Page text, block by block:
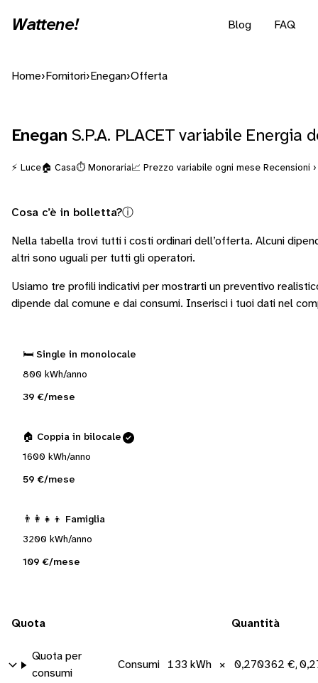
Wattene! Blog FAQ
Home› Fornitori› Enegan›Offerta
Enegan S.P.A. PLACET variabile Energia
⚡ Luce🏠 Casa⏱️ Monoraria📈 Prezzo variabile ogni mese Recensioni ›
Cosa c’è in bolletta?ⓘ
Nella tabella trovi tutti i costi ordinari dell’offerta. Alcuni
altri sono uguali per tutti gli operatori.
Usiamo tre profili indicativi per mostrarti un preventivo
dipende dal comune e dai consumi. Inserisci i tuoi dati nel
🛏️ Single in monolocale
800 kWh/anno
39 €/mese
🏠 Coppia in bilocale
1600 kWh/anno
59 €/mese
👨‍👩‍👧‍👦 Famiglia
3200 kWh/anno
109 €/mese
Quota Quantità
Quota per
consumi
Consumi 133 kWh × 0,270362 €/